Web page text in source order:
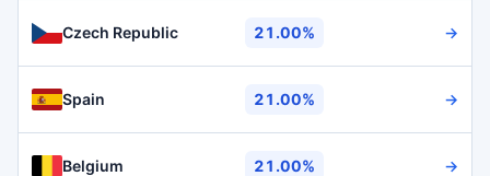
Czech Republic 21.00% →
Spain 21.00% →
Belgium 21.00% →